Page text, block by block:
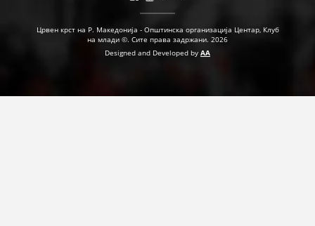
СТРАТЕГИИ
ЕДУКАТИВНО ИНФОРМАТИВНИ МАТЕРИЈАЛИ
БРОШУРИ
Црвен крст на Р. Македонија - Општинска организација Центар, Клуб
на млади ©. Сите права задржани. 2026
Designed and Developed by AA